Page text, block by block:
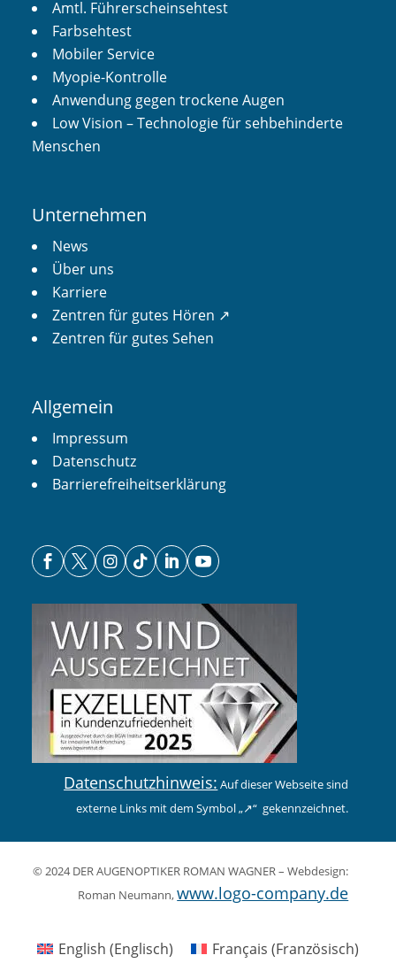
Amtl. Führerscheinsehtest
Farbsehtest
Mobiler Service
Myopie-Kontrolle
Anwendung gegen trockene Augen
Low Vision – Technologie für sehbehinderte
Menschen
Unternehmen
News
Über uns
Karriere
Zentren für gutes Hören ↗︎
Zentren für gutes Sehen
Allgemein
Impressum
Datenschutz
Barrierefreiheitserklärung
     
Datenschutzhinweis: Auf dieser Webseite sind
externe Links mit dem Symbol „↗︎“ gekennzeichnet.
© 2024 DER AUGENOPTIKER ROMAN WAGNER – Webdesign:
Roman Neumann,www.logo-company.de
English (Englisch) Français (Französisch)